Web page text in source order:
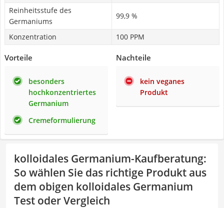
Reinheitsstufe des
Germaniums
99,9 %
Konzentration 100 PPM
Vorteile
besonders
hochkonzentriertes
Germanium
Cremeformulierung
Nachteile
kein veganes
Produkt
kolloidales Germanium-Kaufberatung:
So wählen Sie das richtige Produkt aus
dem obigen kolloidales Germanium
Test oder Vergleich